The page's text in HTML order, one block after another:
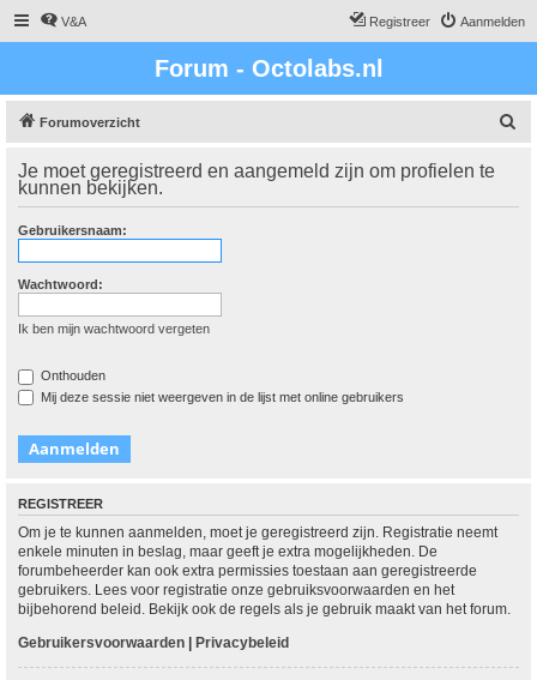
V&A Aanmelden
Registreer
Forum - Octolabs.nl
Forumoverzicht
k
Je moet geregistreerd en aangemeld zijn om profielen te
kunnen bekijken.
Gebruikersnaam:
Wachtwoord:
Ik ben mijn wachtwoord vergeten
Onthouden
Mij deze sessie niet weergeven in de lijst met online gebruikers
REGISTREER
Om je te kunnen aanmelden, moet je geregistreerd zijn. Registratie neemt
enkele minuten in beslag, maar geeft je extra mogelijkheden. De
forumbeheerder kan ook extra permissies toestaan aan geregistreerde
gebruikers. Lees voor registratie onze gebruiksvoorwaarden en het
bijbehorend beleid. Bekijk ook de regels als je gebruik maakt van het forum.
Gebruikersvoorwaarden | Privacybeleid